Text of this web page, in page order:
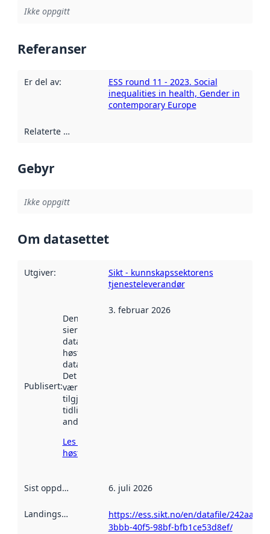
Ikke oppgitt
Referanser
Er del av:
ESS round 11 - 2023. Social
inequalities in health, Gender in
contemporary Europe
Relaterte ressurser
Gebyr
Ikke oppgitt
Om datasettet
Utgiver:
Sikt - kunnskapssektorens
tjenesteleverandør
Publisert:
Denne datoen
sier når
datasettet ble
høstet av
data.norge.no.
Det kan ha
vært
tilgjengelig
tidligere
andre steder.
Les mer om
høsting her
3. februar 2026
Sist oppdatert 6. juli 2026
Landingsside
https://ess.sikt.no/en/datafile/
3bbb-40f5-98bf-bfb1ce53d8ef/